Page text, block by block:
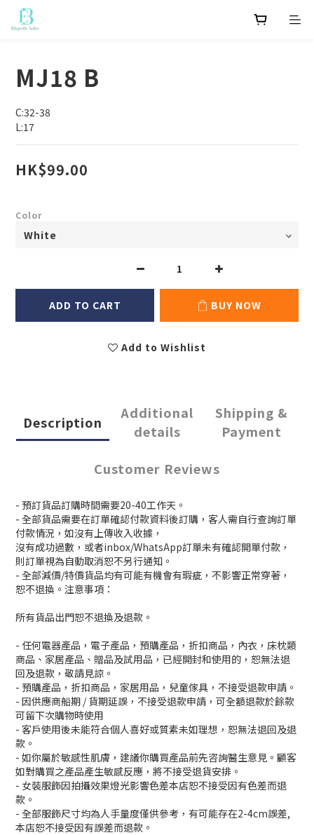
MJ18 B
C:32-38
L:17
HK$99.00
Color
ADD TO CART BUY NOW
Add to Wishlist
Description
Additional
details
Shipping &
Payment
Customer Reviews
- 預訂貨品訂購時間需要20-40工作天。
- 全部貨品需要在訂單確認付款資料後訂購，客人需自行查詢訂單
付款情況，如沒有上傳收入收據，
沒有成功過數，或者inbox/WhatsApp訂單未有確認開單付款，
則訂單視為自動取消恕不另行通知。
- 全部減價/特價貨品均有可能有機會有瑕疵，不影響正常穿著，
恕不退換。注意事項：
所有貨品出門恕不退換及退款。
- 任何電器產品，電子產品，預購產品，折扣商品，內衣，床枕類
商品、家居產品、贈品及試用品，已經開封和使用的，恕無法退
回及退款，敬請見諒。
- 預購產品，折扣商品，家居用品，兒童傢具，不接受退款申請。
- 因供應商船期 / 貨期延誤，不接受退款申請，可全額退款於餘款
可留下次購物時使用
- 客戶使用後未能符合個人喜好或質素未如理想，恕無法退回及退
款。
- 如你屬於敏感性肌膚，建議你購買產品前先咨詢醫生意見。顧客
如對購買之產品產生敏感反應，將不接受退貨安排。
- 女裝服飾因拍攝效果燈光影響色差本店恕不接受因有色差而退
款。
- 全部服飾尺寸均為人手量度僅供參考，有可能存在2-4cm誤差,
本店恕不接受因有誤差而退款。